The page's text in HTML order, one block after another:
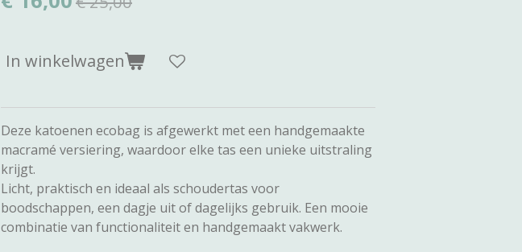
In winkelwagen
Deze katoenen ecobag is afgewerkt met een handgemaakte
macramé versiering, waardoor elke tas een unieke uitstraling
krijgt.
Licht, praktisch en ideaal als schoudertas voor
boodschappen, een dagje uit of dagelijks gebruik. Een mooie
combinatie van functionaliteit en handgemaakt vakwerk.